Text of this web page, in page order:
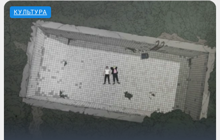
КУЛЬТУРА